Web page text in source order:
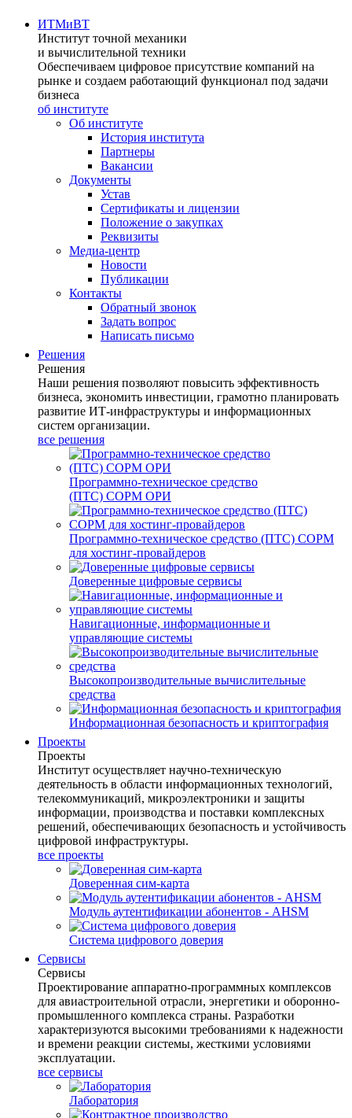
ИТМиВТ
Институт точной механики
и вычислительной техники
Обеспечиваем цифровое присутствие компаний на
рынке и создаем работающий функционал под задачи
бизнеса
об институте
Об институте
История института
Партнеры
Вакансии
Документы
Устав
Сертификаты и лицензии
Положение о закупках
Реквизиты
Медиа-центр
Новости
Публикации
Контакты
Обратный звонок
Задать вопрос
Написать письмо
Решения
Решения
Наши решения позволяют повысить эффективность
бизнеса, экономить инвестиции, грамотно планировать
развитие ИТ-инфраструктуры и информационных
систем организации.
все решения
Программно-техническое средство
(ПТС) СОРМ ОРИ
Программно-техническое средство (ПТС) СОРМ
для хостинг-провайдеров
Доверенные цифровые сервисы
Навигационные, информационные и
управляющие системы
Высокопроизводительные вычислительные
средства
Информационная безопасность и криптография
Проекты
Проекты
Институт осуществляет научно-техническую
деятельность в области информационных технологий,
телекоммуникаций, микроэлектроники и защиты
информации, производства и поставки комплексных
решений, обеспечивающих безопасность и устойчивость
цифровой инфраструктуры.
все проекты
Доверенная сим-карта
Модуль аутентификации абонентов - AHSM
Система цифрового доверия
Сервисы
Сервисы
Проектирование аппаратно-программных комплексов
для авиастроительной отрасли, энергетики и оборонно-
промышленного комплекса страны. Разработки
характеризуются высокими требованиями к надежности
и времени реакции системы, жесткими условиями
эксплуатации.
все сервисы
Лаборатория